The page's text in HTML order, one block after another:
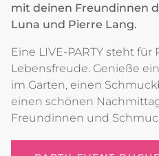
mit deinen Freundinnen
Luna und Pierre Lang.
Eine LIVE-PARTY steht für
Lebensfreude. Genieße
im Garten, einen
einen schönen
Freundinnen und